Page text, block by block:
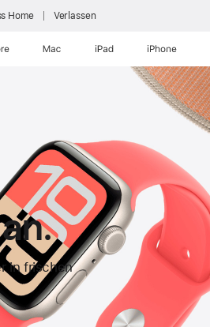
Home Verlassen
Mac iPad iPhone
in frischen